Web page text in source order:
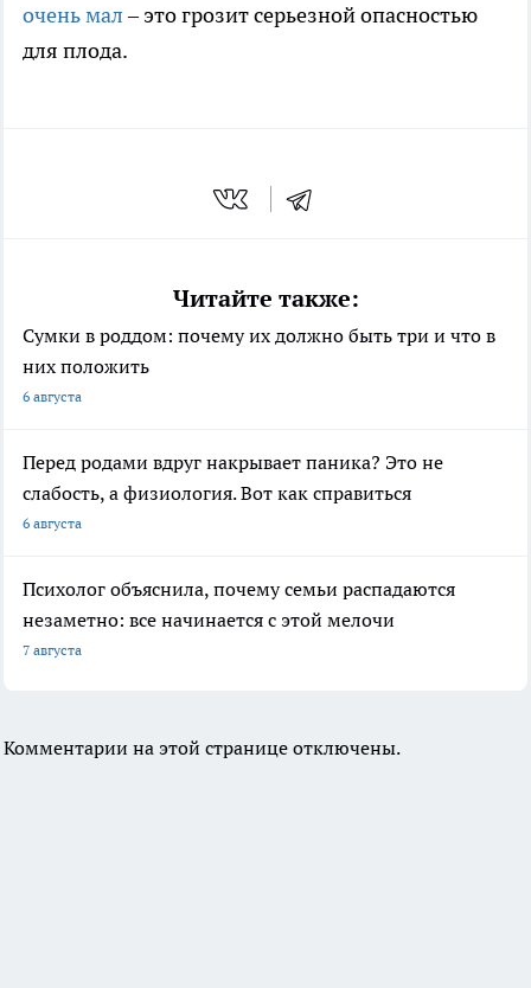
очень мал– это грозит серьезной опасностью
для плода.
Читайте также:
Сумки в роддом: почему их должно быть три и что в
них положить
6 августа
Перед родами вдруг накрывает паника? Это не
слабость, а физиология. Вот как справиться
6 августа
Психолог объяснила, почему семьи распадаются
незаметно: все начинается с этой мелочи
7 августа
Комментарии на этой странице отключены.